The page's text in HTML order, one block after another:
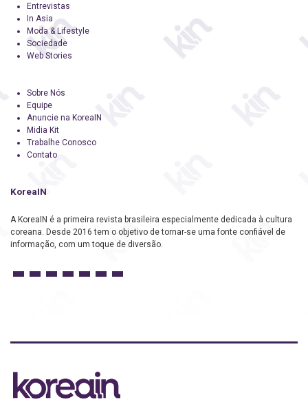
Entrevistas
In Asia
Moda & Lifestyle
Sociedade
Web Stories
Sobre Nós
Equipe
Anuncie na KoreaIN
Midia Kit
Trabalhe Conosco
Contato
KoreaIN
A KoreaIN é a primeira revista brasileira especialmente dedicada à cultura
coreana. Desde 2016 tem o objetivo de tornar-se uma fonte confiável de
informação, com um toque de diversão.